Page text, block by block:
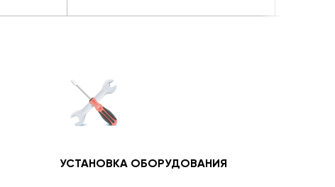
УСТАНОВКА ОБОРУДОВАНИЯ